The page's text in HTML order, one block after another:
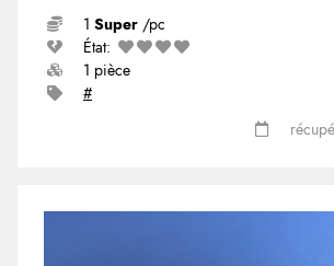
1 Super /pc
État:
1 pièce
#